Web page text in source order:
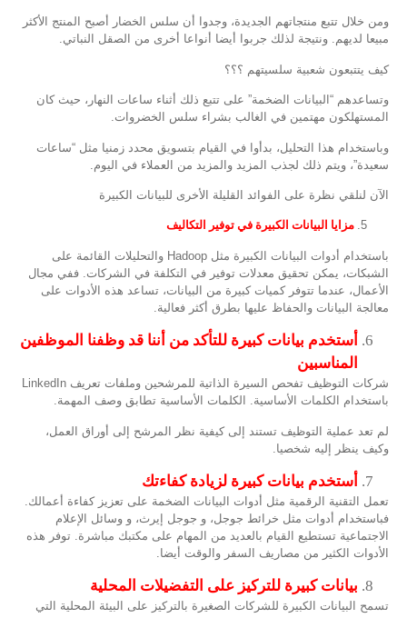
ومن خلال تتبع منتجاتهم الجديدة، وجدوا أن سلس الخضار أصبح المنتج الأكثر
مبيعا لديهم. ونتيجة لذلك جربوا أيضا أنواعا أخرى من الصقل النباتي.
كيف يتتبعون شعبية سلسيتهم ؟؟؟
وتساعدهم “البيانات الضخمة” على تتبع ذلك أثناء ساعات النهار، حيث كان
المستهلكون مهتمين في الغالب بشراء سلس الخضروات.
وباستخدام هذا التحليل، بدأوا في القيام بتسويق محدد زمنيا مثل “ساعات
سعيدة”، ويتم ذلك لجذب المزيد والمزيد من العملاء في اليوم.
الآن لنلقي نظرة على الفوائد القليلة الأخرى للبيانات الكبيرة
مزايا البيانات الكبيرة في توفير التكاليف
باستخدام أدوات البيانات الكبيرة مثل Hadoop والتحليلات القائمة على
الشبكات، يمكن تحقيق معدلات توفير في التكلفة في الشركات. ففي مجال
الأعمال، عندما تتوفر كميات كبيرة من البيانات، تساعد هذه الأدوات على
معالجة البيانات والحفاظ عليها بطرق أكثر فعالية.
أستخدم بيانات كبيرة للتأكد من أننا قد وظفنا الموظفين
المناسبين
شركات التوظيف تفحص السيرة الذاتية للمرشحين وملفات تعريف LinkedIn
باستخدام الكلمات الأساسية. الكلمات الأساسية تطابق وصف المهمة.
لم تعد عملية التوظيف تستند إلى كيفية نظر المرشح إلى أوراق العمل،
وكيف ينظر إليه شخصيا.
أستخدم بيانات كبيرة لزيادة كفاءتك
تعمل التقنية الرقمية مثل أدوات البيانات الضخمة على تعزيز كفاءة أعمالك.
فباستخدام أدوات مثل خرائط جوجل، و جوجل إيرث، و وسائل الإعلام
الاجتماعية تستطيع القيام بالعديد من المهام على مكتبك مباشرة. توفر هذه
الأدوات الكثير من مصاريف السفر والوقت أيضا.
بيانات كبيرة للتركيز على التفضيلات المحلية
تسمح البيانات الكبيرة للشركات الصغيرة بالتركيز على البيئة المحلية التي